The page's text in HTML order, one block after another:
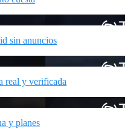
sin anuncios
real y verificada
y planes